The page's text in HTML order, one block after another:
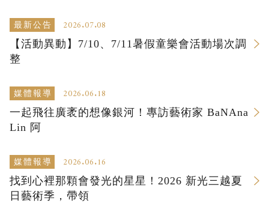
最新公告 2026.07.08
【活動異動】7/10、7/11暑假童樂會活動場次調
整
媒體報導 2026.06.18
一起飛往廣袤的想像銀河！專訪藝術家 BaNAna
Lin 阿
媒體報導 2026.06.16
找到心裡那顆會發光的星星！2026 新光三越夏
日藝術季，帶領